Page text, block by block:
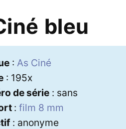
bleu
: As Ciné
: 195x
de série: sans
: film 8 mm
: anonyme